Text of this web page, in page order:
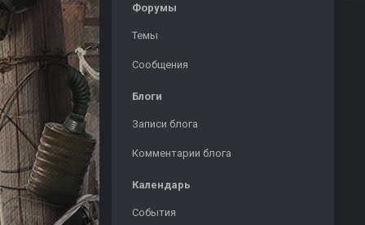
Форумы
Темы
Сообщения
Блоги
Записи блога
Комментарии блога
Календарь
События